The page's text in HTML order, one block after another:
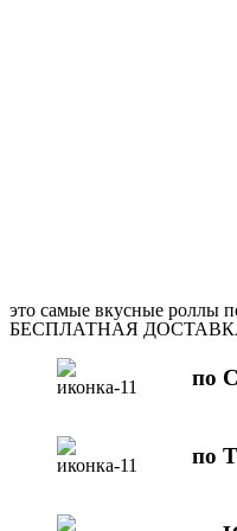
это самые вкусные роллы
БЕСПЛАТНАЯ
по
по